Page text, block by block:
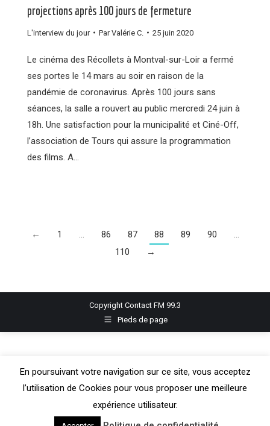
projections après 100 jours de fermeture
L'interview du jour ParValérie C. 25 juin 2020
Le cinéma des Récollets à Montval-sur-Loir a fermé
ses portes le 14 mars au soir en raison de la
pandémie de coronavirus. Après 100 jours sans
séances, la salle a rouvert au public mercredi 24 juin à
18h. Une satisfaction pour la municipalité et Ciné-Off,
l’association de Tours qui assure la programmation
des films. A…
← 1 … 86 87 88 89 90
…
110
→
Copyright Contact FM 99.3
Pieds de page
En poursuivant votre navigation sur ce site, vous acceptez
l’utilisation de Cookies pour vous proposer une meilleure
expérience utilisateur.